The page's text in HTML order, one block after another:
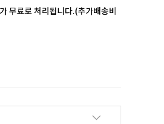
무료로 처리됩니다.(추가배송비